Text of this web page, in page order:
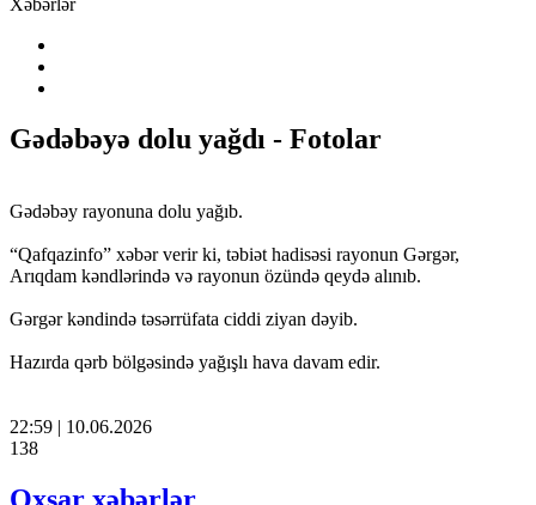
Xəbərlər
Gədəbəyə dolu yağdı - Fotolar
Gədəbəy rayonuna dolu yağıb.
“Qafqazinfo” xəbər verir ki, təbiət hadisəsi rayonun Gərgər,
Arıqdam kəndlərində və rayonun özündə qeydə alınıb.
Gərgər kəndində təsərrüfata ciddi ziyan dəyib.
Hazırda qərb bölgəsində yağışlı hava davam edir.
22:59 | 10.06.2026
138
Oxşar xəbərlər